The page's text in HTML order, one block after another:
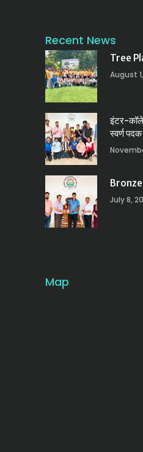
Recent News
Tree
August
इंटर-
स्वर्ण पदक
July 8,
Map